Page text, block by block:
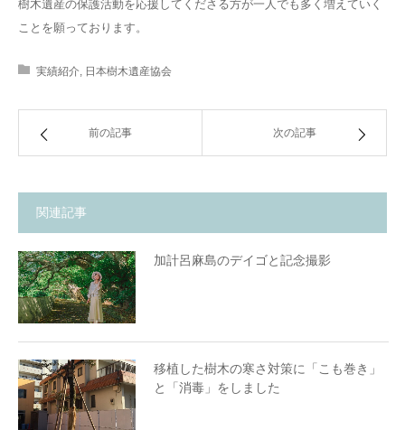
樹木遺産の保護活動を応援してくださる方が一人でも多く増えていく
ことを願っております。
実績紹介, 日本樹木遺産協会
前の記事 次の記事
関連記事
加計呂麻島のデイゴと記念撮影
移植した樹木の寒さ対策に「こも巻き」
と「消毒」をしました